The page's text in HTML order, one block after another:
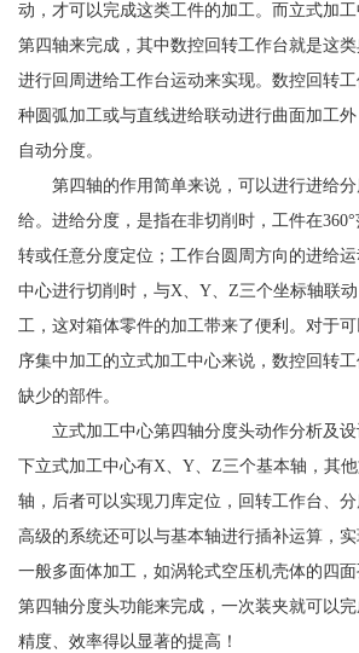
动，才可以完成这类工件的加工。而立式加
第四轴来完成，其中数控回转工作台就是这
进行回周进给工作台运动来实现。数控回转
种圆弧加工或与直线进给联动进行曲面加工
自动分度。
第四轴的作用简单来说，可以进行进给分
给。进给分度，是指在非切削时，工件在
转或任意分度定位；工作台圆周方向的进给
中心进行切削时，与X、Y、Z三个坐标轴联
工，这对箱体零件的加工带来了便利。对于
序集中加工的立式加工中心来说，数控回转
缺少的部件。
立式加工中心第四轴分度头动作分析及设
下立式加工中心有X、Y、Z三个基本轴，其
轴，后者可以实现刀库定位，回转工作台、
高级的系统还可以与基本轴进行插补运算，实
一般多面体加工，如涡轮式空压机壳体的四
第四轴分度头功能来完成，一次装夹就可以
精度、效率得以显著的提高！